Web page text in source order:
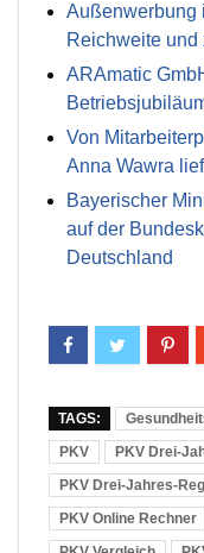
Außenwerbung
Reichweite und
ARAmatic
Von
Anna Wawra
Bayerischer
auf der
Deutschland
TAGS:
PKV
PKV Drei-
PKV Drei-Jahres-
PKV Online Rechner